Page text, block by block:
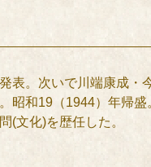
。次いで川端康成
和19（1944）年帰
(文化)を歴任した。